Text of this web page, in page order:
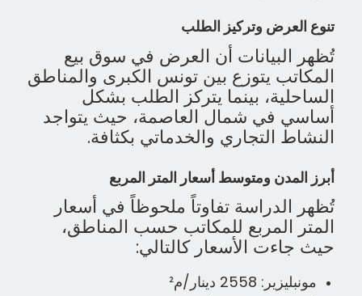
تنوع العرض وتركيز الطلب
تُظهر البيانات أن العرض في سوق بيع
المكاتب يتوزع بين تونس الكبرى والمناطق
الساحلية، بينما يتركز الطلب بشكل
أساسي في شمال العاصمة، حيث يتواجد
النشاط التجاري والخدماتي بكثافة.
أبرز المدن ومتوسط أسعار المتر المربع
تُظهر الدراسة تفاوتاً ملحوظاً في أسعار
المتر المربع للمكاتب حسب المناطق،
حيث جاءت الأسعار كالتالي:
مونبليزير: 2558 دينار/م²